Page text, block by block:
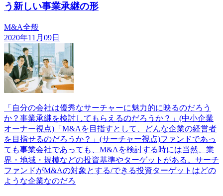
う新しい事業承継の形
M&A全般
2020年11月09日
「自分の会社は優秀なサーチャーに魅力的に映るのだろう
か？事業承継を検討してもらえるのだろうか？」(中小企業
オーナー視点)「M&Aを目指すとして、どんな企業の経営者
を目指せるのだろうか？」(サーチャー視点)ファンドであっ
ても事業会社であっても、M&Aを検討する時には当然、業
界・地域・規模などの投資基準やターゲットがある。サーチ
ファンドがM&Aの対象とする/できる投資ターゲットはどの
ような企業なのだろ